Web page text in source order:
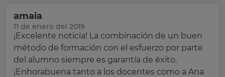
amaia
11 de enero del 2019
¡Excelente noticia! La combinación de un buen
método de formación con el esfuerzo por parte
del alumno siempre es garantía de éxito.
¡Enhorabuena tanto a los docentes como a Ana